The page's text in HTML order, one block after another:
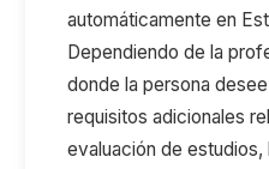
automáticamente en
Dependiendo de la
donde la persona
requisitos adicionales
evaluación de